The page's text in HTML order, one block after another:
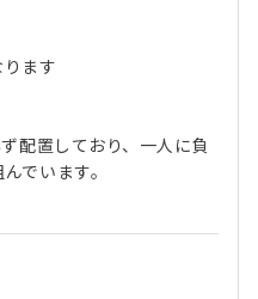
ます
配置しており、一人に負
でいます。